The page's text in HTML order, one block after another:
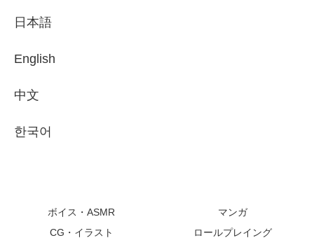
日本語
English
中文
한국어
ボイス・ASMR
マンガ
CG・イラスト
ロールプレイング